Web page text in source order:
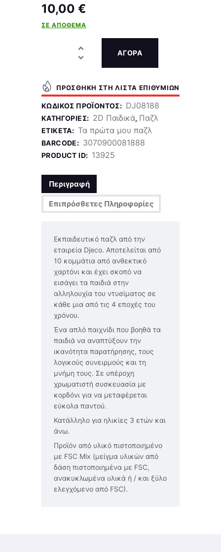
10,00 €
ΣΕ ΑΠΌΘΕΜΑ
ΑΓΟΡΑ
ΠΡΟΣΘΉΚΗ ΣΤΗ ΛΊΣΤΑ ΕΠΙΘΥΜΙΏΝ
ΚΩΔΙΚΌΣ ΠΡΟΪΌΝΤΟΣ: DJ08188
ΚΑΤΗΓΟΡΊΕΣ: 2D Παιδικά, Παζλ
ΕΤΙΚΈΤΑ: Τα πρώτα μου παζλ
BARCODE: 3070900081888
PRODUCT ID: 13925
Περιγραφή
Επιπρόσθετες Πληροφορίες
Εκπαιδευτικό παζλ από την
εταιρεία Djeco. Aποτελείται από
10 κομμάτια από ανθεκτικό
χαρτόνι και έχει σκοπό να
εισάγει τα παιδιά στην
αλληλουχία του ντυσίματος σε
κάθε μια από τις 4 εποχές του
χρόνου.
Ένα απλό παιχνίδι που βοηθά τα
παιδιά να αναπτύξουν την
ικανότητα παρατήρησης, τους
λογικούς συνειρμούς και τη
μνήμη τους. Σε υπέροχη
χρωματιστή συσκευασία με
κορδόνι για να μεταφέρεται
εύκολα παντού.
Κατάλληλο για ηλικίες 3 ετών και
άνω.
Προϊόν από υλικό πιστοποιημένο
με FSC Mix (μείγμα υλικών από
δάση πιστοποιημένα με FSC,
ανακυκλωμένα υλικά ή / και ξύλο
ελεγχόμενο από FSC).